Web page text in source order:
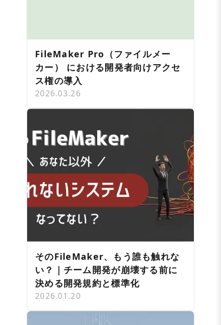
FileMaker Pro（ファイルメー
カー） における開発者向けアクセ
ス権の導入
2026.03.26
そのFileMaker、もう誰も触れな
い？｜チーム開発が崩壊する前に
決める開発規約と標準化
2026.01.20